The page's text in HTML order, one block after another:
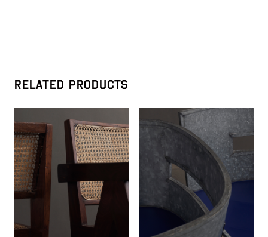
RELATED PRODUCTS